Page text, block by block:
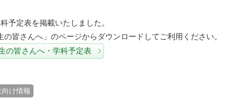
予定表を掲載いたしました。
の皆さんへ」のページからダウンロードしてご利用ください。
の皆さんへ・学科予定表
け情報